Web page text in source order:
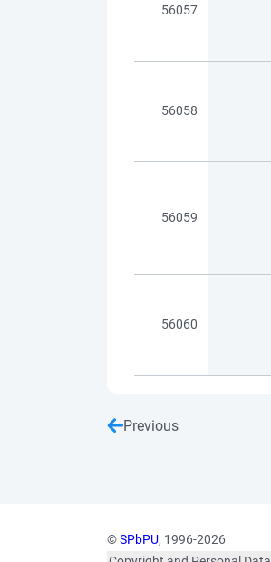
56057
56058
56059
56060
Previous
©SPbPU, 1996-2026